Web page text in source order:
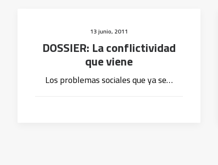
13 junio, 2011
DOSSIER: La conflictividad
que viene
Los problemas sociales que ya se…